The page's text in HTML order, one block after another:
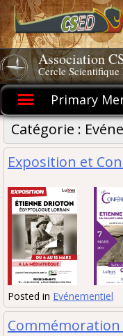
Skip
to
content
Association
Cercle
Primary
Catégorie :
Exposition et
Posted in Evénementiel